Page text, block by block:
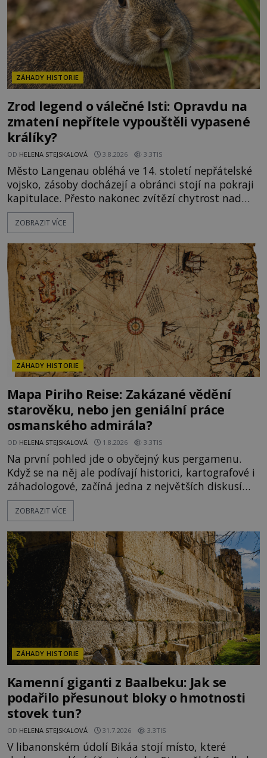
ZÁHADY HISTORIE
Zrod legend o válečné lsti: Opravdu na
zmatení nepřítele vypouštěli vypasené
králíky?
OD HELENA STEJSKALOVÁ 3.8.2026 3.3TIS
Město Langenau obléhá ve 14. století nepřátelské
vojsko, zásoby docházejí a obránci stojí na pokraji
kapitulace. Přesto nakonec zvítězí chytrost nad
hrubou silou. Podle staré německé legendy vypustí
obyvatelé za hradby dobře živeného králíka, aby
dost. Čas pracuje pro obléhatele. Ve městě ubývají
zásoby a každý den znamená další porci strádá
ZOBRAZIT VÍCE
ZÁHADY HISTORIE
Mapa Piriho Reise: Zakázané vědění
starověku, nebo jen geniální práce
osmanského admirála?
OD HELENA STEJSKALOVÁ 1.8.2026 3.3TIS
Na první pohled jde o obyčejný kus pergamenu.
Když se na něj ale podívají historici, kartografové i
záhadologové, začíná jedna z největších diskusí
moderní historie. Osmanský admirál Piri Reis roku
1513 kreslí mapu světa, která překvapuje
ní vidí důkaz ztracené civilizace nebo dokonce
znalost Antarktidy dávno před jejím objevením.
Jiní tvrdí,
ZOBRAZIT VÍCE
ZÁHADY HISTORIE
Kamenní giganti z Baalbeku: Jak se
podařilo přesunout bloky o hmotnosti
stovek tun?
OD HELENA STEJSKALOVÁ 31.7.2026 3.3TIS
V libanonském údolí Bikáa stojí místo, které